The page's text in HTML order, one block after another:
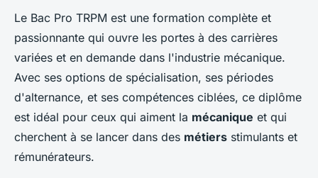
Le Bac Pro TRPM est une formation complète et
passionnante qui ouvre les portes à des carrières
variées et en demande dans l'industrie mécanique.
Avec ses options de spécialisation, ses périodes
d'alternance, et ses compétences ciblées, ce diplôme
est idéal pour ceux qui aiment la mécanique et qui
cherchent à se lancer dans des métiers stimulants et
rémunérateurs.